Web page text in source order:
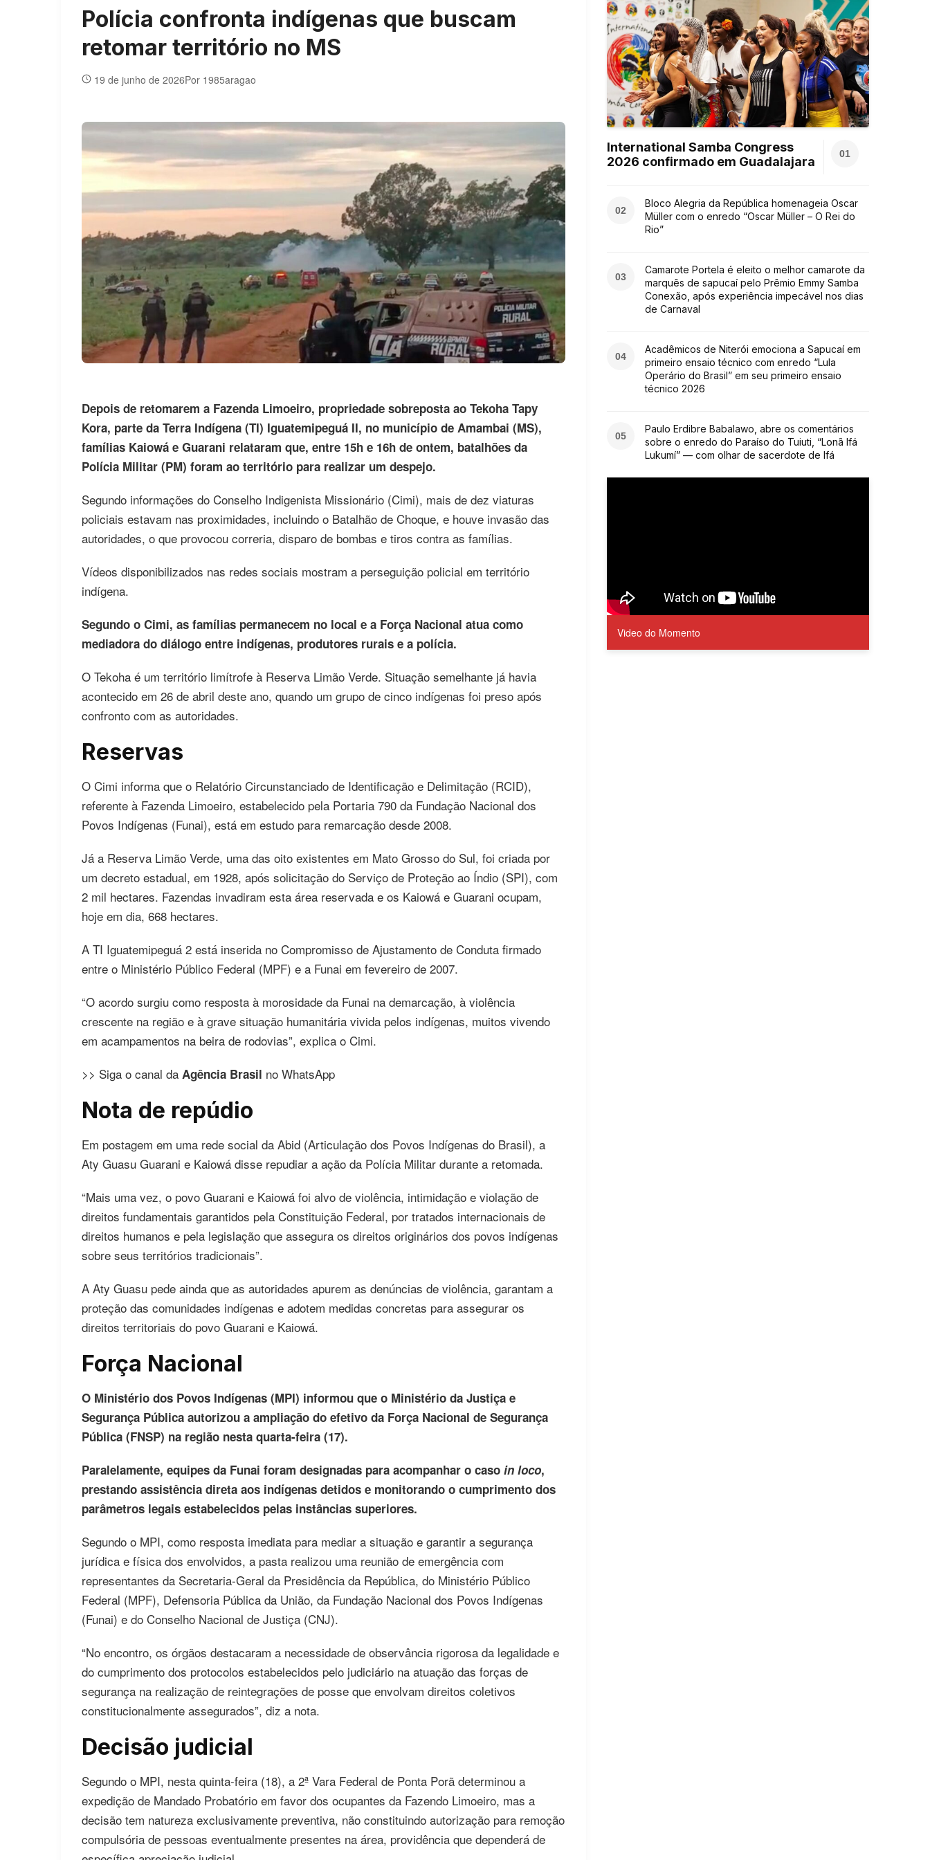
Polícia confronta indígenas que buscam
retomar território no MS
19 de junho de 2026Por 1985aragao
Depois de retomarem a Fazenda Limoeiro, propriedade sobreposta ao Tekoha Tapy
Kora, parte da Terra Indígena (TI) Iguatemipeguá II, no município de Amambai (MS),
famílias Kaiowá e Guarani relataram que, entre 15h e 16h de ontem, batalhões da
Polícia Militar (PM) foram ao território para realizar um despejo.
Segundo informações do Conselho Indigenista Missionário (Cimi), mais de dez viaturas
policiais estavam nas proximidades, incluindo o Batalhão de Choque, e houve invasão das
autoridades, o que provocou correria, disparo de bombas e tiros contra as famílias.
Vídeos disponibilizados nas redes sociais mostram a perseguição policial em território
indígena.
Segundo o Cimi, as famílias permanecem no local e a Força Nacional atua como
mediadora do diálogo entre indígenas, produtores rurais e a polícia.
O Tekoha é um território limítrofe à Reserva Limão Verde. Situação semelhante já havia
acontecido em 26 de abril deste ano, quando um grupo de cinco indígenas foi preso após
confronto com as autoridades.
Reservas
O Cimi informa que o Relatório Circunstanciado de Identificação e Delimitação (RCID),
referente à Fazenda Limoeiro, estabelecido pela Portaria 790 da Fundação Nacional dos
Povos Indígenas (Funai), está em estudo para remarcação desde 2008.
Já a Reserva Limão Verde, uma das oito existentes em Mato Grosso do Sul, foi criada por
um decreto estadual, em 1928, após solicitação do Serviço de Proteção ao Índio (SPI), com
2 mil hectares. Fazendas invadiram esta área reservada e os Kaiowá e Guarani ocupam,
hoje em dia, 668 hectares.
A TI Iguatemipeguá 2 está inserida no Compromisso de Ajustamento de Conduta firmado
entre o Ministério Público Federal (MPF) e a Funai em fevereiro de 2007.
“O acordo surgiu como resposta à morosidade da Funai na demarcação, à violência
crescente na região e à grave situação humanitária vivida pelos indígenas, muitos vivendo
em acampamentos na beira de rodovias”, explica o Cimi.
>> Siga o canal da Agência Brasil no WhatsApp
Nota de repúdio
Em postagem em uma rede social da Abid (Articulação dos Povos Indígenas do Brasil), a
Aty Guasu Guarani e Kaiowá disse repudiar a ação da Polícia Militar durante a retomada.
“Mais uma vez, o povo Guarani e Kaiowá foi alvo de violência, intimidação e violação de
direitos fundamentais garantidos pela Constituição Federal, por tratados internacionais de
direitos humanos e pela legislação que assegura os direitos originários dos povos indígenas
sobre seus territórios tradicionais”.
A Aty Guasu pede ainda que as autoridades apurem as denúncias de violência, garantam a
proteção das comunidades indígenas e adotem medidas concretas para assegurar os
direitos territoriais do povo Guarani e Kaiowá.
Força Nacional
O Ministério dos Povos Indígenas (MPI) informou que o Ministério da Justiça e
Segurança Pública autorizou a ampliação do efetivo da Força Nacional de Segurança
Pública (FNSP) na região nesta quarta-feira (17).
Paralelamente, equipes da Funai foram designadas para acompanhar o caso in loco,
prestando assistência direta aos indígenas detidos e monitorando o cumprimento dos
parâmetros legais estabelecidos pelas instâncias superiores.
Segundo o MPI, como resposta imediata para mediar a situação e garantir a segurança
jurídica e física dos envolvidos, a pasta realizou uma reunião de emergência com
representantes da Secretaria-Geral da Presidência da República, do Ministério Público
Federal (MPF), Defensoria Pública da União, da Fundação Nacional dos Povos Indígenas
(Funai) e do Conselho Nacional de Justiça (CNJ).
“No encontro, os órgãos destacaram a necessidade de observância rigorosa da legalidade e
do cumprimento dos protocolos estabelecidos pelo judiciário na atuação das forças de
segurança na realização de reintegrações de posse que envolvam direitos coletivos
constitucionalmente assegurados”, diz a nota.
Decisão judicial
Segundo o MPI, nesta quinta-feira (18), a 2ª Vara Federal de Ponta Porã determinou a
expedição de Mandado Probatório em favor dos ocupantes da Fazendo Limoeiro, mas a
decisão tem natureza exclusivamente preventiva, não constituindo autorização para remoção
compulsória de pessoas eventualmente presentes na área, providência que dependerá de
International Samba Congress
2026 confirmado em Guadalajara
01
02
Bloco Alegria da República homenageia Oscar
Müller com o enredo “Oscar Müller – O Rei do
Rio”
03
Camarote Portela é eleito o melhor camarote da
marquês de sapucaí pelo Prêmio Emmy Samba
Conexão, após experiência impecável nos dias
de Carnaval
04
Acadêmicos de Niterói emociona a Sapucaí em
primeiro ensaio técnico com enredo “Lula
Operário do Brasil” em seu primeiro ensaio
técnico 2026
05
Paulo Erdibre Babalawo, abre os comentários
sobre o enredo do Paraíso do Tuiuti, “Lonã Ifá
Lukumí” — com olhar de sacerdote de Ifá
Video do Momento